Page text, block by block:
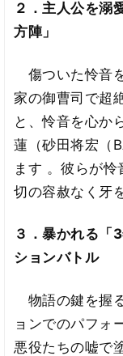
２．主人公を溺
方陣」
傷ついた怜音
家の御曹司で超
と、怜音を心か
蓮（砂田将宏（
ます 。彼らが
切の容赦なく牙
３．暴かれる「
ションバトル
物語の鍵を握
ョンでのパフォ
悪役たちの嘘で